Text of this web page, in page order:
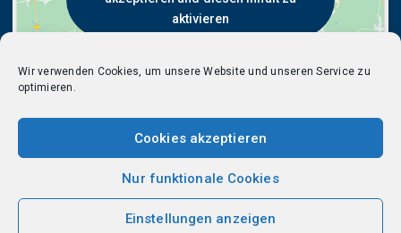
Wir verwenden Cookies, um unsere Website und unseren Service zu
optimieren.
Cookies akzeptieren
Nur funktionale Cookies
Einstellungen anzeigen
aktivieren
© LEHMANN + PARTNER GmbH 2025